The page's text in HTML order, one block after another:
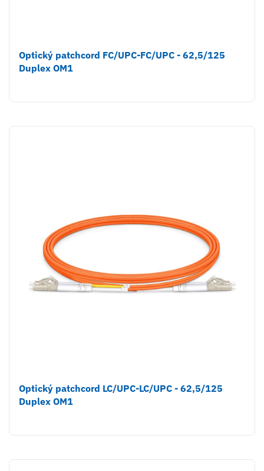
Optický patchcord FC/UPC-FC/UPC - 62,5/125
Duplex OM1
Optický patchcord LC/UPC-LC/UPC - 62,5/125
Duplex OM1